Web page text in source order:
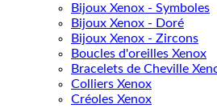
Bijoux Xenox - Symboles
Bijoux Xenox - Doré
Bijoux Xenox - Zircons
Boucles d'oreilles Xenox
Bracelets de Cheville
Colliers Xenox
Créoles Xenox